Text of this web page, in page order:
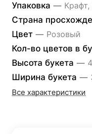
Упаковка — Крафт,
Страна
Цвет — Розовый
Кол-во цветов в
Высота букета —
Ширина букета —
Все характеристики